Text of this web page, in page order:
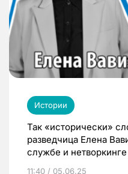
Истории
Так «исторически»
разведчица Елена
службе и нетворкинге
11:40 / 05.06.25